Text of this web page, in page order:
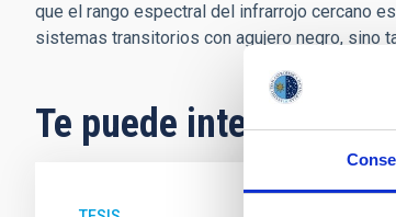
que el rango espectral del infrarrojo cercano
sistemas transitorios con agujero negro, sino
Te puede interesar